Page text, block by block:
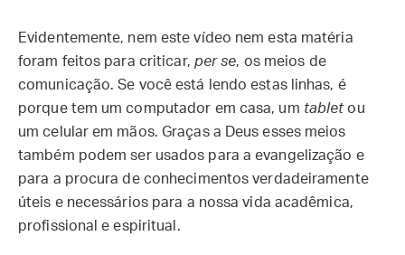
Evidentemente, nem este vídeo nem esta matéria
foram feitos para criticar, per se, os meios de
comunicação. Se você está lendo estas linhas, é
porque tem um computador em casa, um tabletou
um celular em mãos. Graças a Deus esses meios
também podem ser usados para a evangelização e
para a procura de conhecimentos verdadeiramente
úteis e necessários para a nossa vida acadêmica,
profissional e espiritual.